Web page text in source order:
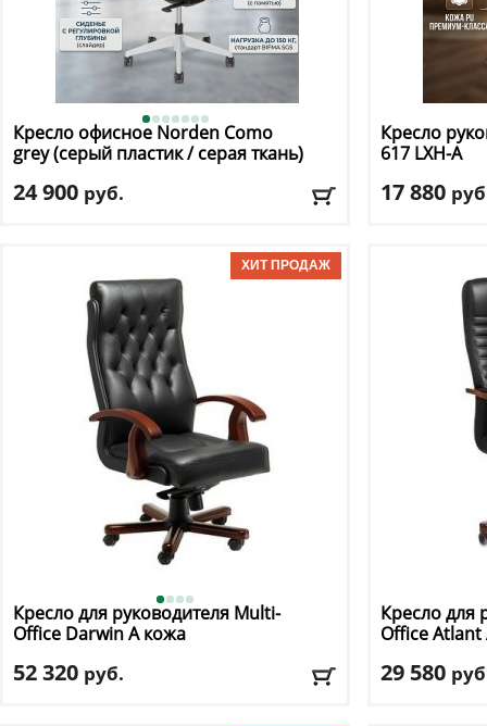
Кресло офисное Norden Como
grey (серый пластик / серая ткань)
24 900 руб.
: мультиблок
Регулировка по высоте
Материал обивки: сетка, ткань
Подлокотники: да
Доставка:БЕСПЛАТНО, 2-3 дня
Кресло
617 LXH-A
17 880
Регулировка
Материал
Кресло для руководителя Multi-
Office Darwin A кожа
52 320 руб.
Кресло для
OfficeAtlant
29 580